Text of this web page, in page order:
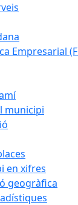
Empresarial
municipi
en xifres
geogràfica